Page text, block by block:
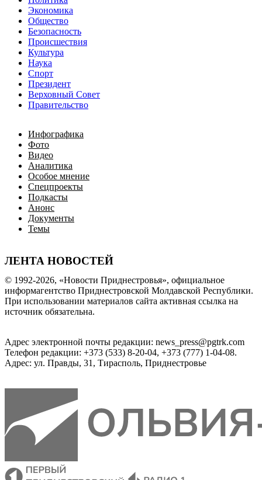
Экономика
Общество
Безопасность
Происшествия
Культура
Наука
Спорт
Президент
Верховный Совет
Правительство
Инфографика
Фото
Видео
Аналитика
Особое мнение
Спецпроекты
Подкасты
Анонс
Документы
Темы
ЛЕНТА НОВОСТЕЙ
© 1992-2026, «Новости Приднестровья», официальное
информагентство Приднестровской Молдавской Республики.
При использовании материалов сайта активная ссылка на
источник обязательна.
Адрес электронной почты редакции: news_press@pgtrk.com
Телефон редакции: +373 (533) 8-20-04, +373 (777) 1-04-08.
Адрес: ул. Правды, 31, Тирасполь, Приднестровье